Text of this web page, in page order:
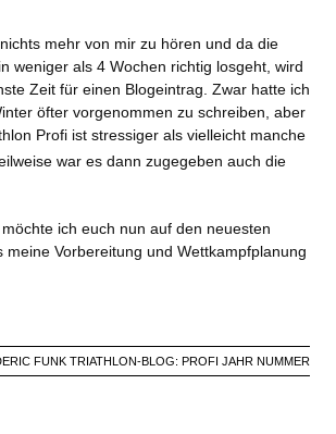
mehr von mir zu hören und da die
weniger als 4 Wochen richtig losgeht, wird
Zeit für einen Blogeintrag. Zwar hatte ich
öfter vorgenommen zu schreiben, aber
Profi ist stressiger als vielleicht manche
war es dann zugegeben auch die
ich euch nun auf den neuesten
meine Vorbereitung und Wettkampfplanung
FUNK TRIATHLON-BLOG: PROFI JAHR NUMMER